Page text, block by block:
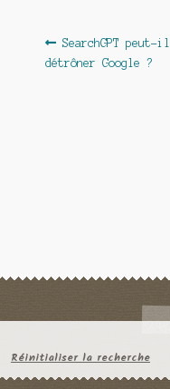
Navigation
de
Article
précédent :
SearchGPT peut-il
détrôner Google ?
Réinitialiser la recherche